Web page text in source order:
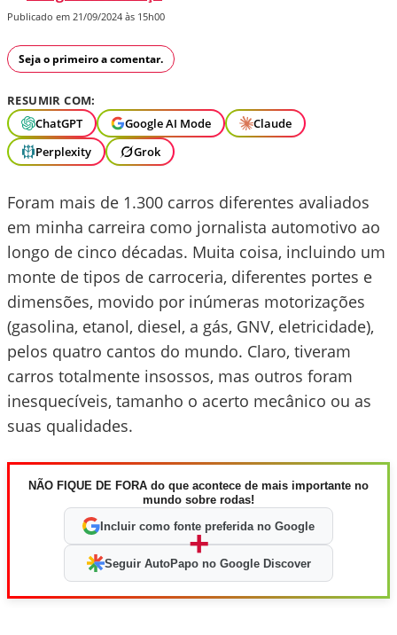
Publicado em 21/09/2024 às 15h00
Seja o primeiro a comentar.
RESUMIR COM:
ChatGPT
Google AI Mode
Claude
Perplexity
Grok
Foram mais de 1.300 carros diferentes avaliados
em minha carreira como jornalista automotivo ao
longo de cinco décadas. Muita coisa, incluindo um
monte de tipos de carroceria, diferentes portes e
dimensões, movido por inúmeras motorizações
(gasolina, etanol, diesel, a gás, GNV, eletricidade),
pelos quatro cantos do mundo. Claro, tiveram
carros totalmente insossos, mas outros foram
inesquecíveis, tamanho o acerto mecânico ou as
suas qualidades.
NÃO FIQUE DE FORA do que acontece de mais importante no
mundo sobre rodas!
Incluir como fonte preferida no Google
+
Seguir AutoPapo no Google Discover